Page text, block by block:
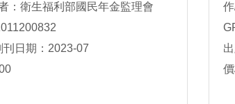
：衛生福利部國民年金監理會
刊日期：2023-07